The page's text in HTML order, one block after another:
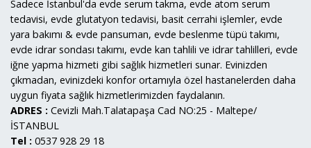
Sadece İstanbul'da evde serum takma, evde atom serum
tedavisi, evde glutatyon tedavisi, basit cerrahi işlemler, evde
yara bakımı & evde pansuman, evde beslenme tüpü takımı,
evde idrar sondası takımı, evde kan tahlili ve idrar tahlilleri, evde
iğne yapma hizmeti gibi sağlık hizmetleri sunar. Evinizden
çıkmadan, evinizdeki konfor ortamıyla özel hastanelerden daha
uygun fiyata sağlık hizmetlerimizden faydalanın.
ADRES : Cevizli Mah.Talatapaşa Cad NO:25 - Maltepe/
İSTANBUL
Tel : 0537 928 29 18